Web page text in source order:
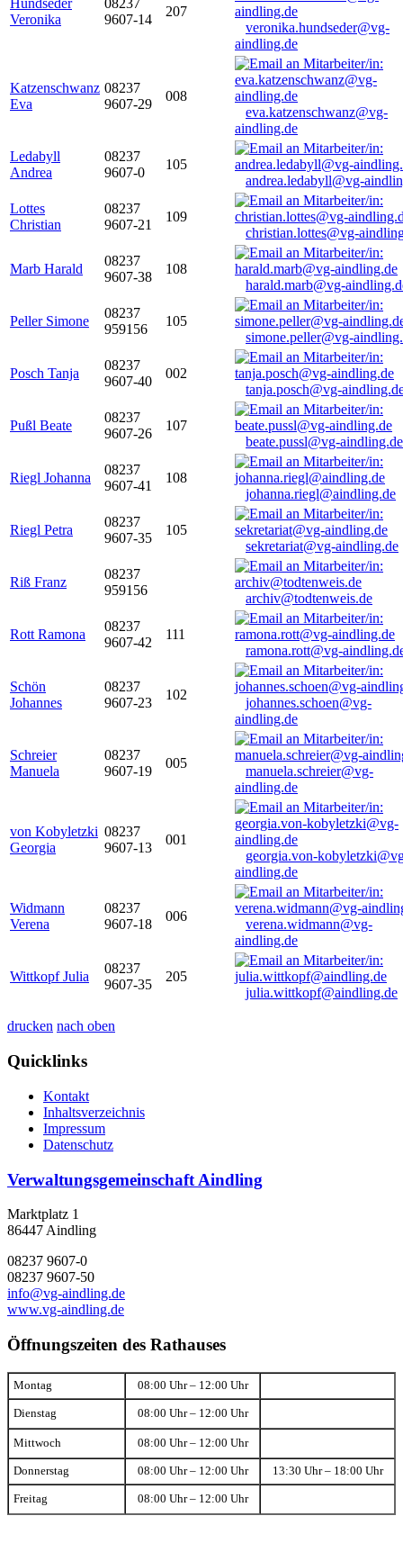
Hundseder
Veronika
08237
9607-14
207
veronika.hundseder@vg-
aindling.de
Katzenschwanz
Eva
08237
9607-29
008
eva.katzenschwanz@vg-
aindling.de
Ledabyll
Andrea
08237
9607-0
105
andrea.ledabyll@vg-
Lottes
Christian
08237
9607-21
109
christian.lottes@vg-
Marb Harald
08237
9607-38
108
harald.marb@vg-
Peller Simone
08237
959156
105
simone.peller@vg-
Posch Tanja
08237
9607-40
002
tanja.posch@vg-
Pußl Beate
08237
9607-26
107
beate.pussl@vg-aindling.de
Riegl Johanna
08237
9607-41
108
johanna.riegl@aindling.de
Riegl Petra
08237
9607-35
105
sekretariat@vg-aindling.de
Riß Franz
08237
959156
archiv@todtenweis.de
Rott Ramona
08237
9607-42
111
ramona.rott@vg-
Schön
Johannes
08237
9607-23
102
johannes.schoen@vg-
aindling.de
Schreier
Manuela
08237
9607-19
005
manuela.schreier@vg-
aindling.de
von Kobyletzki
Georgia
08237
9607-13
001
georgia.von-
aindling.de
Widmann
Verena
08237
9607-18
006
verena.widmann@vg-
aindling.de
Wittkopf Julia
08237
9607-35
205
julia.wittkopf@aindling.de
drucken nach oben
Quicklinks
Kontakt
Inhaltsverzeichnis
Impressum
Datenschutz
Verwaltungsgemeinschaft Aindling
Marktplatz 1
86447 Aindling
08237 9607-0
08237 9607-50
info@vg-aindling.de
www.vg-aindling.de
Öffnungszeiten des Rathauses
Montag 08:00 Uhr – 12:00 Uhr
Dienstag 08:00 Uhr – 12:00 Uhr
Mittwoch 08:00 Uhr – 12:00 Uhr
Donnerstag 08:00 Uhr – 12:00 Uhr 13:30 Uhr – 18:00 Uhr
Freitag 08:00 Uhr – 12:00 Uhr